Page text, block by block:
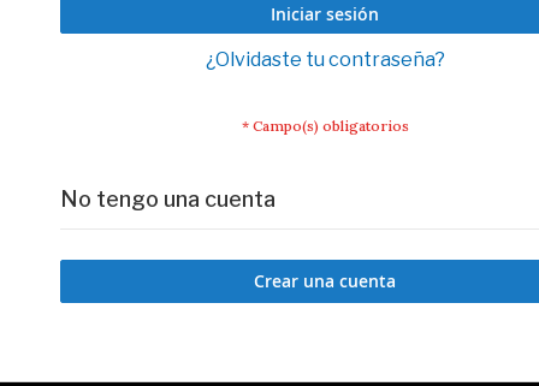
Iniciar sesión
¿Olvidaste tu contraseña?
No tengo una cuenta
Crear una cuenta